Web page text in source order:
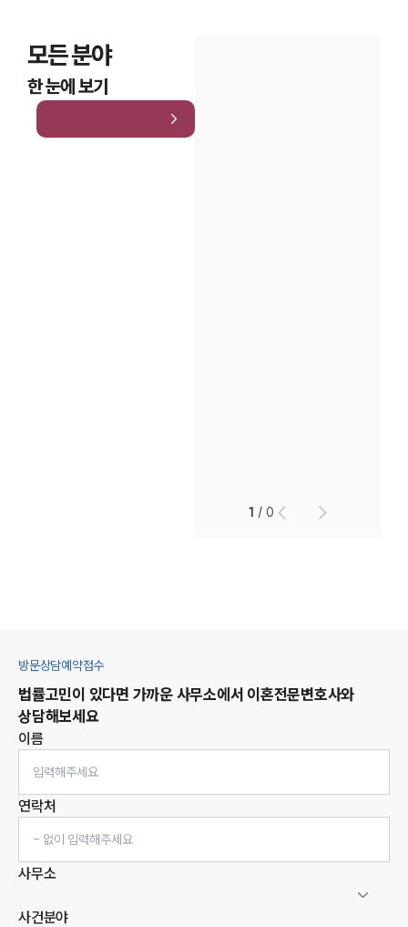
모든 분야
한 눈에 보기
1 /0
방문상담예약접수
법률고민이 있다면 가까운 사무소에서 이혼전문변호사와
상담해보세요
이름
연락처
사무소
사건분야